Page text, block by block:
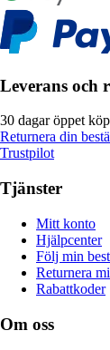
Leverans och
30 dagar öppet köp
Returnera din
Trustpilot
Tjänster
Mitt konto
Hjälpcenter
Följ min
Returnera
Rabattkoder
Om oss